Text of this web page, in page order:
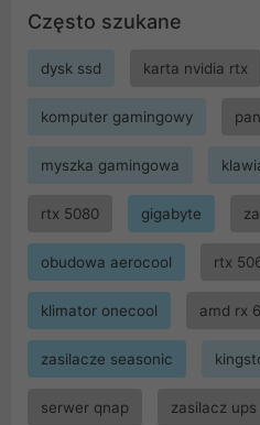
Często szukane
dysk ssd karta nvidia rtx
komputer gamingowy
myszka gamingowa
rtx 5080 gigabyte
obudowa aerocool rtx
klimator onecool amd rx
zasilacze seasonic
serwer qnap zasilacz ups